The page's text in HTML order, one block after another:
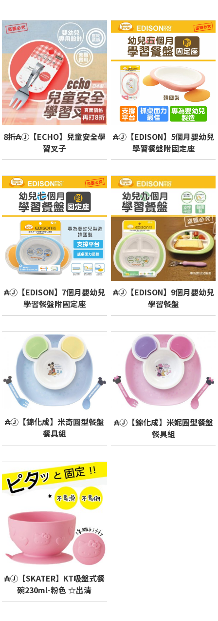
8折₳Ⓙ【ECHO】兒童安全學
習叉子
₳Ⓙ【EDISON】5個月嬰幼兒
學習餐盤附固定座
₳Ⓙ【EDISON】7個月嬰幼兒
學習餐盤附固定座
₳Ⓙ【EDISON】9個月嬰幼兒
學習餐盤
₳Ⓙ【錦化成】米奇圓型餐盤
餐具組
₳Ⓙ【錦化成】米妮圓型餐盤
餐具組
₳Ⓙ【SKATER】KT吸盤式餐
碗230ml-粉色 ☆出清